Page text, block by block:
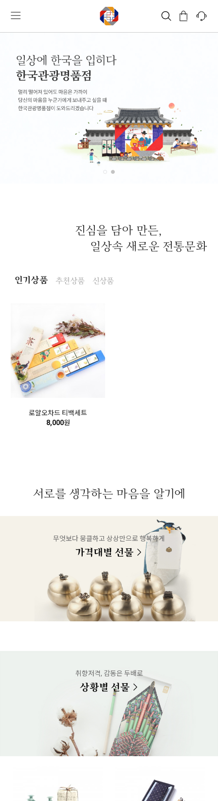
진심을 담아 만든,
일상속 새로운 전통문화
인기상품 추천상품 신상품
로얄오차드 티백세트
8,000원
서로를 생각하는 마음을 알기에
무엇보다 뭉클하고 상상만으로 행복하게
가격대별 선물
취향저격, 감동은 두배로
상황별 선물